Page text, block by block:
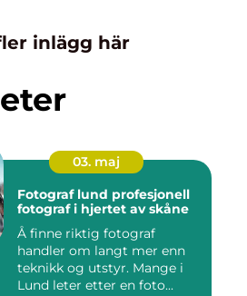
inlägg här
03. maj
Fotograf lund profesjonell
fotograf i hjertet av skåne
Å finne riktig fotograf
handler om langt mer enn
teknikk og utstyr. Mange i
Lund leter etter en foto...